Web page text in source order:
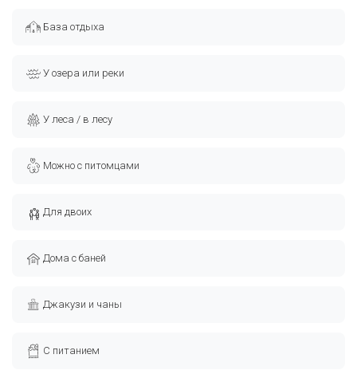
База отдыха
У озера или реки
У леса / в лесу
Можно с питомцами
Для двоих
Дома с баней
Джакузи и чаны
С питанием